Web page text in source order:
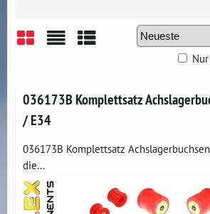
036173B Komplettsatz
/ E34
036173B Komplettsatz
die...